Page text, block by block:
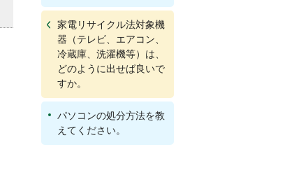
家電リサイクル法対象機
器（テレビ、エアコン、
冷蔵庫、洗濯機等）は、
どのように出せば良いで
すか。
パソコンの処分方法を教
えてください。